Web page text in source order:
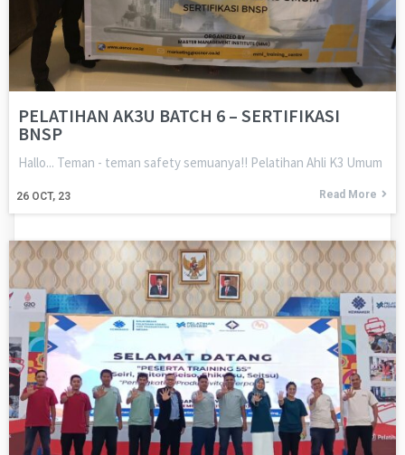
PELATIHAN AK3U BATCH 6 – SERTIFIKASI
BNSP
26 OCT, 23
Hallo... Teman - teman safety semuanya!! Pelatihan Ahli K3 Umum
Read More